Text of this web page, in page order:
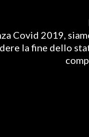
Covid 2019,
la fine dello